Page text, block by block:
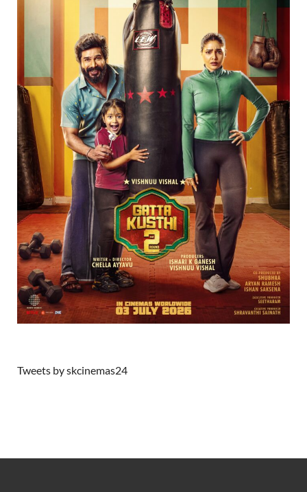
Tweets by skcinemas24